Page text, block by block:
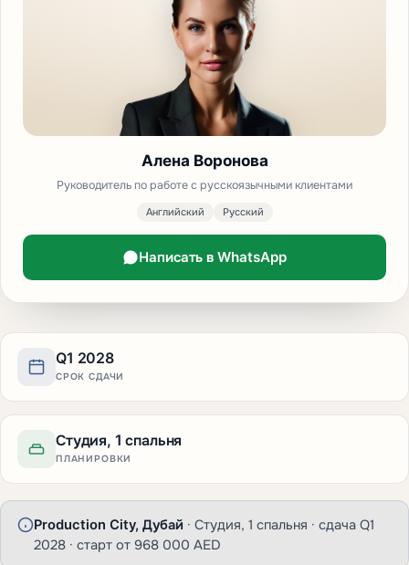
Q1 2028
СРОК СДАЧИ
Студия, 1 спальня
ПЛАНИРОВКИ
Production City, Дубай · Студия, 1 спальня · сдача Q1
2028 · старт от 968 000 AED
Алена Воронова
Руководитель по работе с русскоязычными клиентами
Английский Русский
Написать в WhatsApp